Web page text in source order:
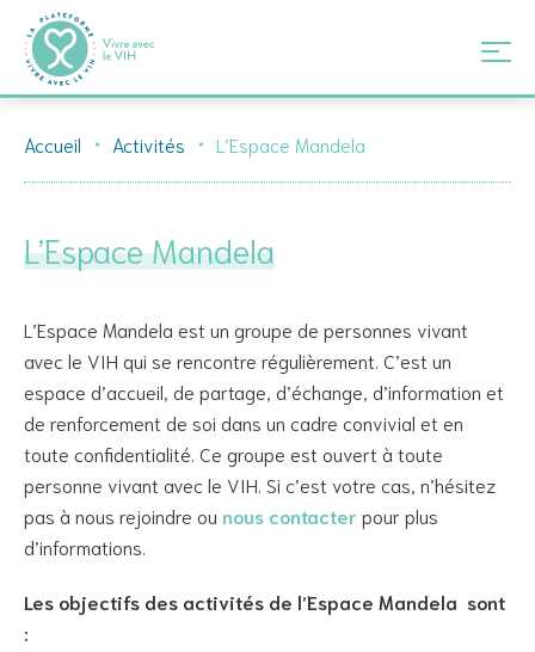
Accueil Activités L’Espace Mandela
L’Espace Mandela
L’Espace Mandela est un groupe de personnes vivant
avec le VIH qui se rencontre régulièrement. C’est un
espace d’accueil, de partage, d’échange, d’information et
de renforcement de soi dans un cadre convivial et en
toute confidentialité. Ce groupe est ouvert à toute
personne vivant avec le VIH. Si c’est votre cas, n’hésitez
pas à nous rejoindre ou nous contacter pour plus
d’informations.
Les objectifs des activités de l’Espace Mandela sont
: